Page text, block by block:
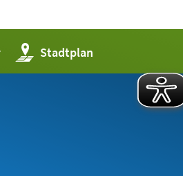
Stadtplan
(Öffnet
in
einem